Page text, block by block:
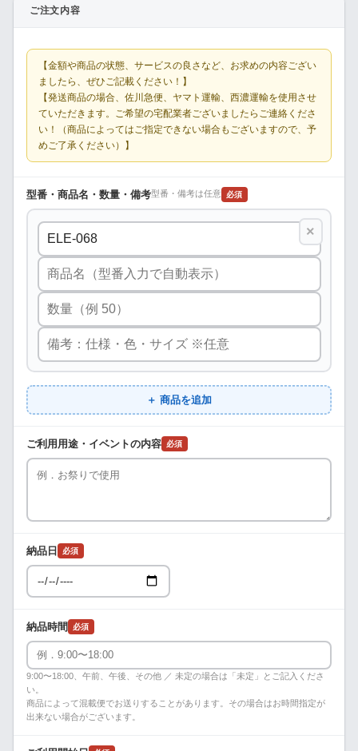
ご注文内容
【金額や商品の状態、サービスの良さなど、お求めの内容ござい
ましたら、ぜひご記載ください！】
【発送商品の場合、佐川急便、ヤマト運輸、西濃運輸を使用させ
ていただきます。ご希望の宅配業者ございましたらご連絡くださ
い！（商品によってはご指定できない場合もございますので、予
めご了承ください）】
型番・商品名・数量・備考型番・備考は任意 必須
×
＋ 商品を追加
ご利用用途・イベントの内容 必須
納品日 必須
納品時間 必須
9:00〜18:00、午前、午後、その他 ／ 未定の場合は「未定」とご記入くださ
い。
商品によって混載便でお送りすることがあります。その場合はお時間指定が
出来ない場合がございます。